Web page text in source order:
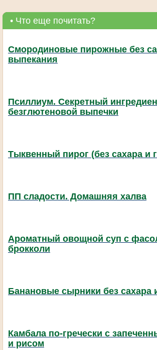
• Что еще почитать?
Смородиновые пирожные без
выпекания
Псиллиум. Секретный
безглютеновой выпечки
Тыквенный пирог (без сахара и
ПП сладости. Домашняя халва
Ароматный овощной суп с
брокколи
Банановые сырники без сахара
Камбала по-гречески с
и рисом